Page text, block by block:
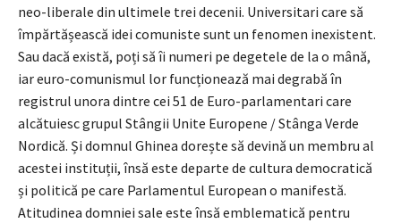
neo-liberale din ultimele trei decenii. Universitari care să
împărtășească idei comuniste sunt un fenomen inexistent.
Sau dacă există, poți să îi numeri pe degetele de la o mână,
iar euro-comunismul lor funcționează mai degrabă în
registrul unora dintre cei 51 de Euro-parlamentari care
alcătuiesc grupul Stângii Unite Europene / Stânga Verde
Nordică. Și domnul Ghinea dorește să devină un membru al
acestei instituții, însă este departe de cultura democratică
și politică pe care Parlamentul European o manifestă.
Atitudinea domniei sale este însă emblematică pentru